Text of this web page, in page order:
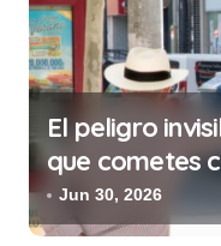
d
a
s
El peligro
que cometes
trabajo (y la
costar la vida)
Jun 30, 2026